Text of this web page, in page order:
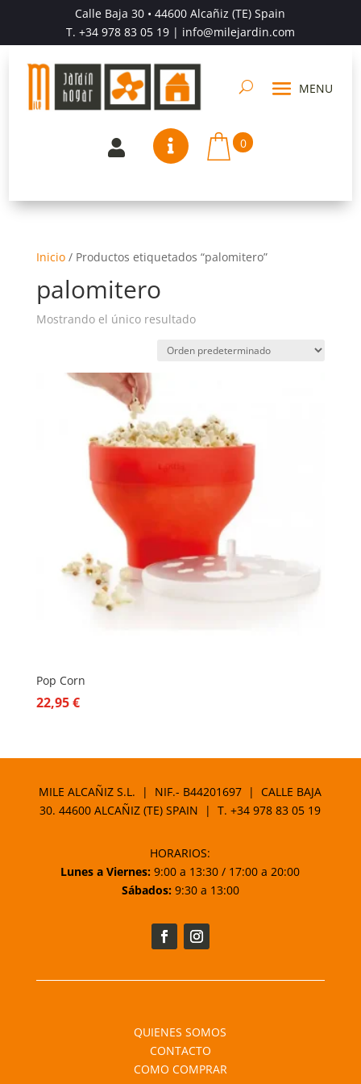
Calle Baja 30 • 44600 Alcañiz (TE) Spain
T. +34 978 83 05 19| info@milejardin.com
  0
Inicio/ Productos etiquetados “palomitero”
palomitero
Mostrando el único resultado
Pop Corn
22,95€
MILE ALCAÑIZ S.L. | NIF.- B44201697 | CALLE BAJA
30. 44600 ALCAÑIZ (TE) SPAIN | T.+34 978 83 05 19
HORARIOS:
Lunes a Viernes: 9:00 a 13:30 / 17:00 a 20:00
Sábados:9:30 a 13:00
QUIENES SOMOS
CONTACTO
COMO COMPRAR